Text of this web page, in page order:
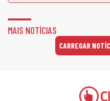
MAIS NOTÍCIAS
CARREGAR